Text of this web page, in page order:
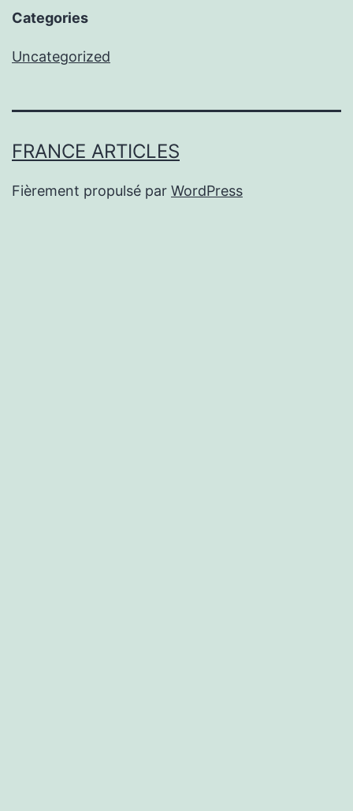
Categories
Uncategorized
FRANCE ARTICLES
Fièrement propulsé par WordPress